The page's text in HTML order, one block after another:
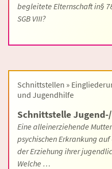
begleitete Elternschaft in§
SGB VIII?
Schnittstellen »
und Jugendhilfe
Schnittstelle
Eine alleinerziehende
psychischen Erkrankung
der Erziehung ihrer
Welche …